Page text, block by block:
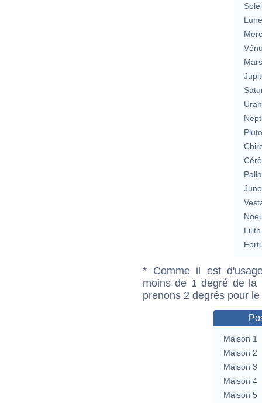
Lune
Mars
Lilith
* Comme il est
moins de 1 degré de la
prenons 2 degrés pour
Maison 1
Maison 2
Maison 3
Maison 4
Maison 5